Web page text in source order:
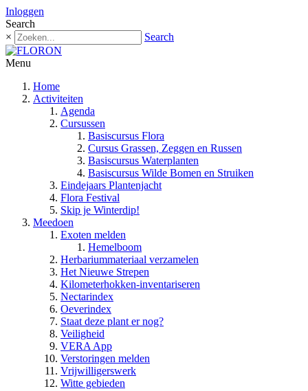
Inloggen
Search
×
Search
Menu
Home
Activiteiten
Agenda
Cursussen
Basiscursus Flora
Cursus Grassen, Zeggen en Russen
Basiscursus Waterplanten
Basiscursus Wilde Bomen en Struiken
Eindejaars Plantenjacht
Flora Festival
Skip je Winterdip!
Meedoen
Exoten melden
Hemelboom
Herbariummateriaal verzamelen
Het Nieuwe Strepen
Kilometerhokken-inventariseren
Nectarindex
Oeverindex
Staat deze plant er nog?
Veiligheid
VERA App
Verstoringen melden
Vrijwilligerswerk
Witte gebieden